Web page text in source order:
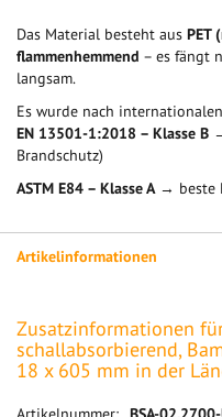
Das Material besteht aus PET
flammenhemmend – es fängt
langsam.
Es wurde nach internationalen
EN 13501-1:2018 – Klasse B
Brandschutz)
ASTM E84 – Klasse A→ beste
Artikelinformationen
Zusatzinformationen
schallabsorbierend,
18 x 605 mm in der
Mehr